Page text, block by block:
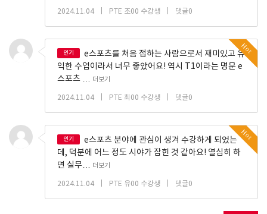
2024.11.04 PTE 조00 수강생 댓글0
Hot
인기
e스포츠를 처음 접하는 사람으로서 재미있고 유
익한 수업이라서 너무 좋았어요! 역시 T1이라는 명문 e
스포츠 … 더보기
2024.11.04 PTE 최00 수강생 댓글0
Hot
인기
e스포츠 분야에 관심이 생겨 수강하게 되었는
데, 덕분에 어느 정도 시야가 잡힌 것 같아요! 열심히 하
면 실무… 더보기
2024.11.04 PTE 유00 수강생 댓글0